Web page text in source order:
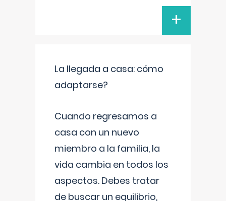
+
La llegada a casa: cómo
adaptarse?
Cuando regresamos a
casa con un nuevo
miembro a la familia, la
vida cambia en todos los
aspectos. Debes tratar
de buscar un equilibrio,